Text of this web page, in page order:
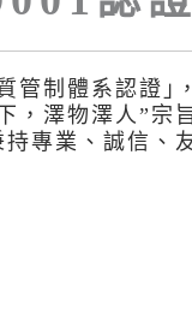
管制體系認證｣
，澤物澤人”宗
專業、誠信、